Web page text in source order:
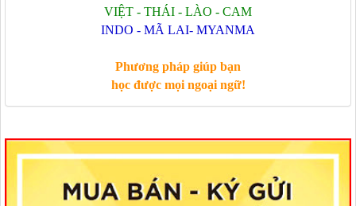
VIỆT - THÁI - LÀO - CAM
INDO - MÃ LAI- MYANMA
Phương pháp giúp bạn
học được mọi ngoại ngữ!